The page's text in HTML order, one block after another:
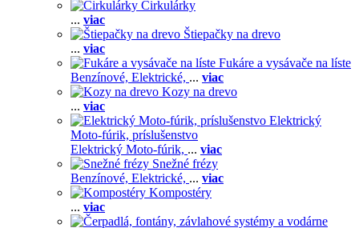
Cirkulárky
... viac
Štiepačky na drevo
... viac
Fukáre a vysávače na líste
Benzínové, Elektrické, ... viac
Kozy na drevo
... viac
Elektrický
Moto-fúrik, príslušenstvo
Elektrický Moto-fúrik, ... viac
Snežné frézy
Benzínové, Elektrické, ... viac
Kompostéry
... viac